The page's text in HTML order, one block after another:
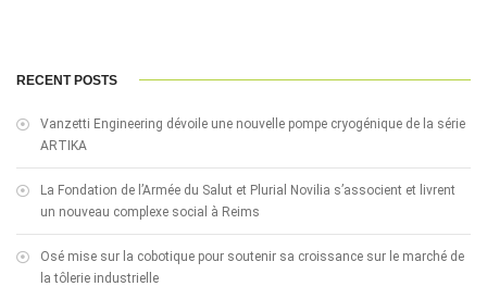
RECENT POSTS
Vanzetti Engineering dévoile une nouvelle pompe cryogénique de la série
ARTIKA
La Fondation de l’Armée du Salut et Plurial Novilia s’associent et livrent
un nouveau complexe social à Reims
Osé mise sur la cobotique pour soutenir sa croissance sur le marché de
la tôlerie industrielle